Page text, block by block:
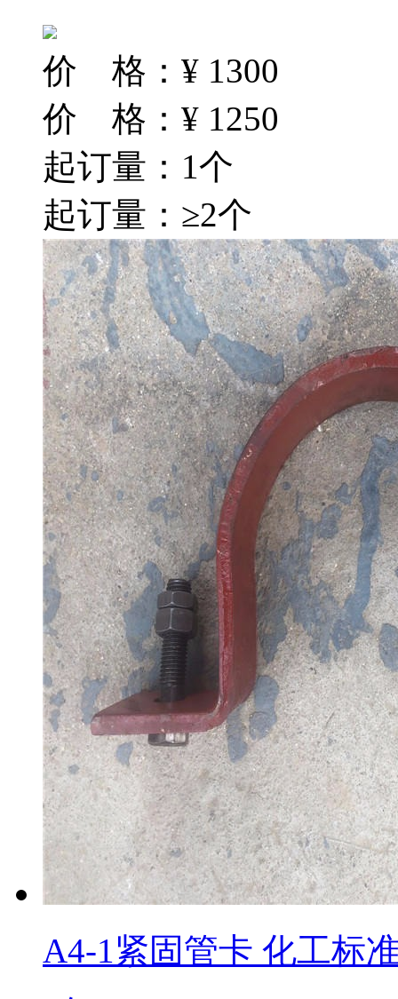
价 格： ¥ 1300
价 格： ¥ 1250
起订量：1个
起订量：≥2个
A4-1紧固管卡 化工标